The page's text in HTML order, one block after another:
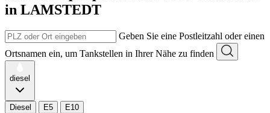
in LAMSTEDT
Geben Sie eine Postleitzahl oder einen
Ortsnamen ein, um Tankstellen in Ihrer Nähe zu finden
diesel
Diesel E5 E10